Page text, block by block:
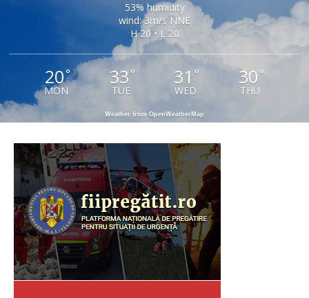
53% humidity
wind: 3m/s NNE
H 20 • L 20
20°
MON
33 °
TUE
31 °
WED
30 °
THU
Weather from OpenWeatherMap